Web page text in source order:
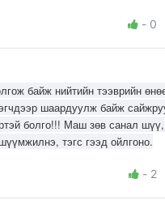
- 0
байж нийтийн тээврийн
шаардуулж байж
болго!!! Маш зөв санал
тэгс гээд ойлгоно.
- 2